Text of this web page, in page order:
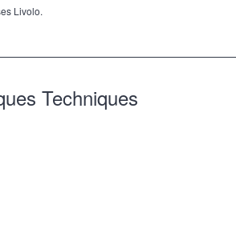
Livolo.
Techniques